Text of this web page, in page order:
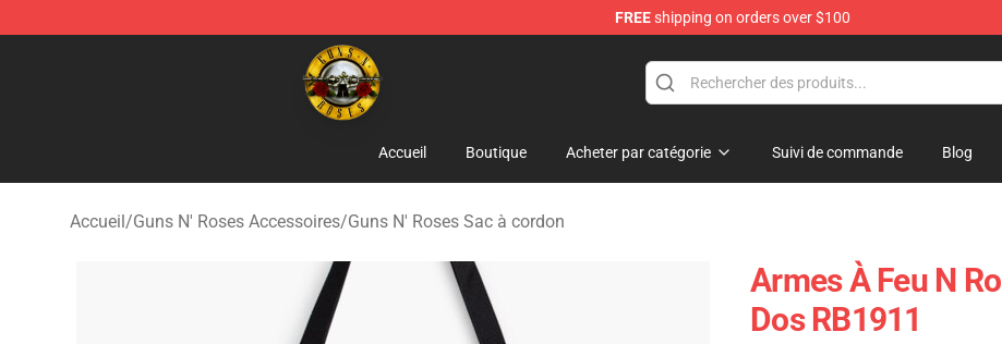
FREEshipping on orders over $100
Guns N' Roses Store - Official Guns N' Roses Merchandise Shop
Accueil Boutique Acheter par catégorie Suivi de commande Blog
Accueil/Guns N' Roses Accessoires/Guns N' Roses Sac à cordon
Armes À Feu N
Dos RB1911